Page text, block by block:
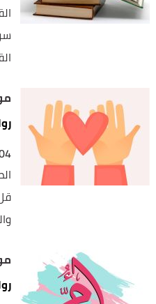
04